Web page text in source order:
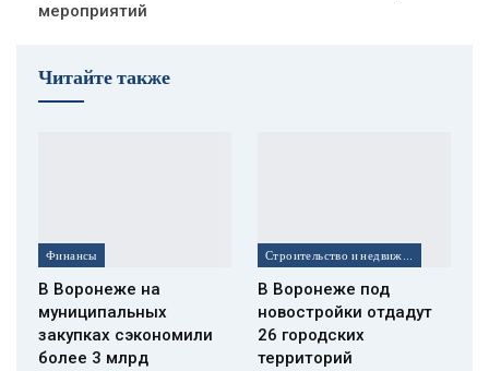
мероприятий
Читайте также
Финансы
В Воронеже на
муниципальных
закупках сэкономили
более 3 млрд
В Воронеже под
новостройки отдадут
26 городских
территорий